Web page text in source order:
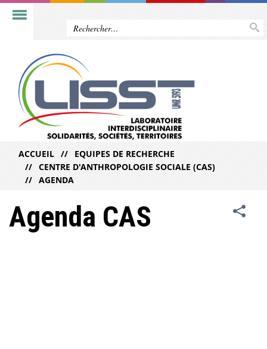
ACCUEIL
EQUIPES DE RECHERCHE
CENTRE D'ANTHROPOLOGIE SOCIALE (CAS)
AGENDA
Agenda CAS